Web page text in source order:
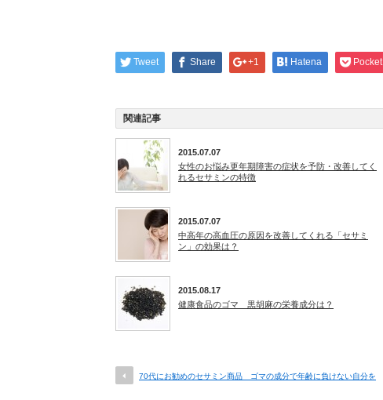
Tweet Share +1 Hatena Pocket
関連記事
2015.07.07
女性のお悩み更年期障害の症状を予防・改善してく
れるセサミンの特徴
2015.07.07
中高年の高血圧の原因を改善してくれる「セサミ
ン」の効果は？
2015.08.17
健康食品のゴマ 黒胡麻の栄養成分は？
70代にお勧めのセサミン商品 ゴマの成分で年齢に負けない自分を